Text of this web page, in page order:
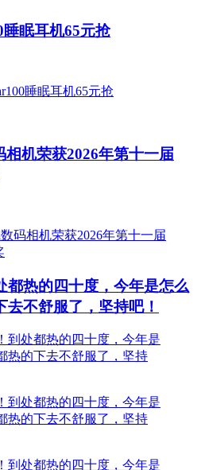
睡眠耳机65元抢
机荣获2026年第十一届
都热的四十度，今年是怎么
去不舒服了，坚持吧！